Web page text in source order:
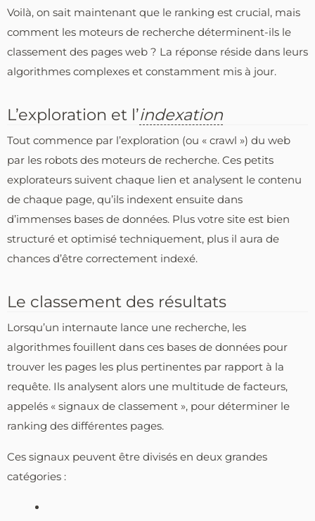
Voilà, on sait maintenant que le ranking est crucial, mais
comment les moteurs de recherche déterminent-ils le
classement des pages web ? La réponse réside dans leurs
algorithmes complexes et constamment mis à jour.
L’exploration et l’indexation
Tout commence par l’exploration (ou « crawl ») du web
par les robots des moteurs de recherche. Ces petits
explorateurs suivent chaque lien et analysent le contenu
de chaque page, qu’ils indexent ensuite dans
d’immenses bases de données. Plus votre site est bien
structuré et optimisé techniquement, plus il aura de
chances d’être correctement indexé.
Le classement des résultats
Lorsqu’un internaute lance une recherche, les
algorithmes fouillent dans ces bases de données pour
trouver les pages les plus pertinentes par rapport à la
requête. Ils analysent alors une multitude de facteurs,
appelés « signaux de classement », pour déterminer le
ranking des différentes pages.
Ces signaux peuvent être divisés en deux grandes
catégories :